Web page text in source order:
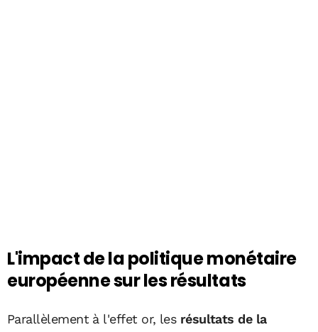
L'impact de la politique monétaire
européenne sur les résultats
Parallèlement à l'effet or, les résultats de la